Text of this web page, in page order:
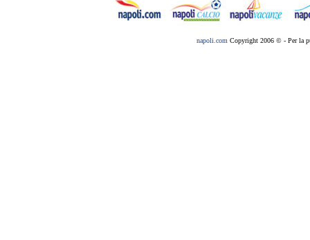
napoli.com Copyright 2006 © - Per la